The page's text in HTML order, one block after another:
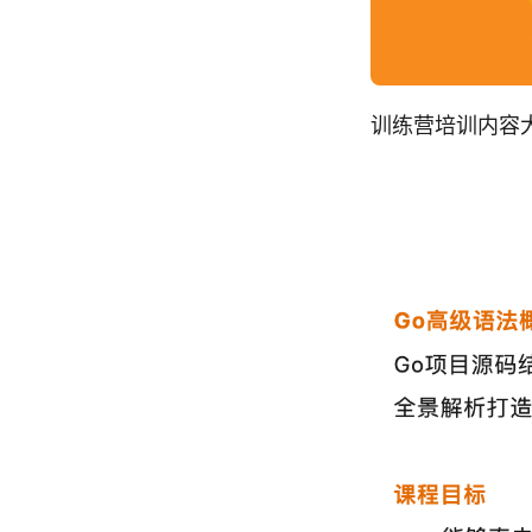
训练营培训内容